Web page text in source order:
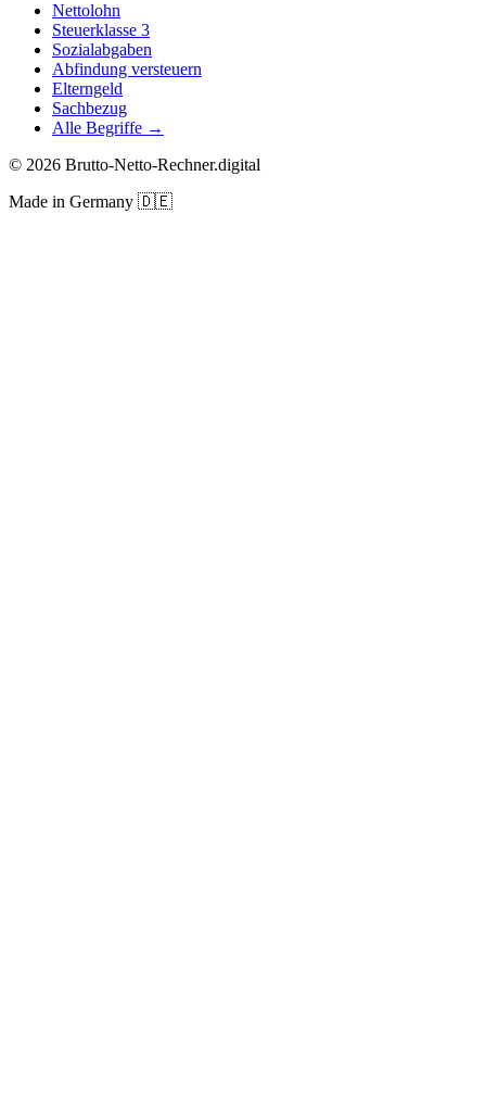
Nettolohn
Steuerklasse 3
Sozialabgaben
Abfindung versteuern
Elterngeld
Sachbezug
Alle Begriffe →
© 2026 Brutto-Netto-Rechner.digital
Made in Germany 🇩🇪